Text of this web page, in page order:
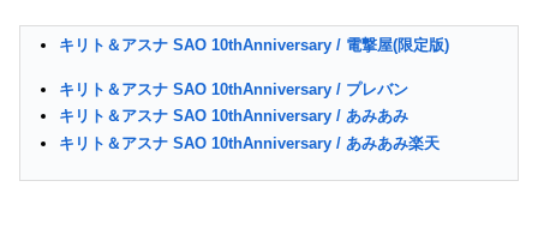
キリト＆アスナ SAO 10thAnniversary / 電撃屋(限定版)
キリト＆アスナ SAO 10thAnniversary / プレバン
キリト＆アスナ SAO 10thAnniversary / あみあみ
キリト＆アスナ SAO 10thAnniversary / あみあみ楽天